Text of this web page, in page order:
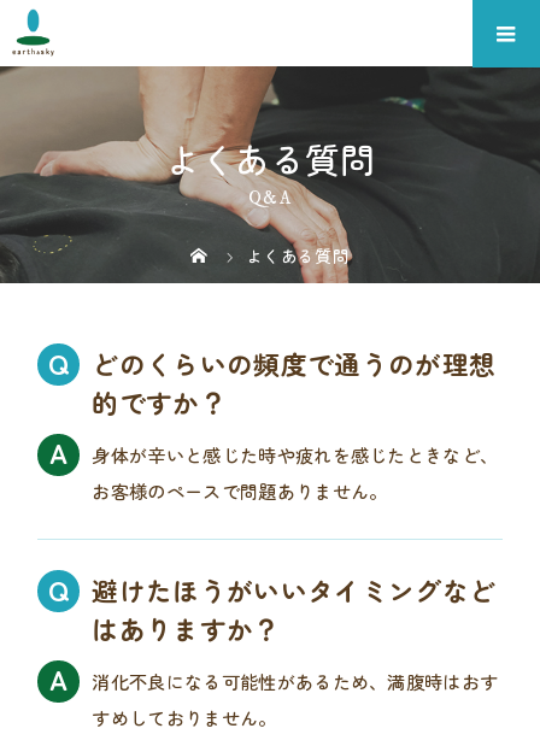
よくある質問
Q&A
よくある質問
どのくらいの頻度で通うのが理想
的ですか？
身体が辛いと感じた時や疲れを感じたときなど、
お客様のペースで問題ありません。
避けたほうがいいタイミングなど
はありますか？
消化不良になる可能性があるため、満腹時はおす
すめしておりません。